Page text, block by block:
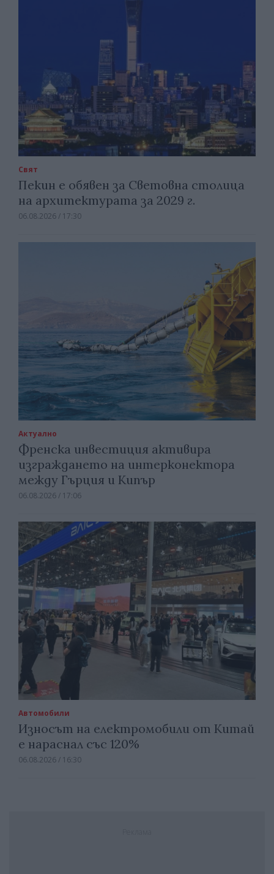
Свят
Пекин е обявен за Световна столица
на архитектурата за 2029 г.
06.08.2026 / 17:30
Актуално
Френска инвестиция активира
изграждането на интерконектора
между Гърция и Кипър
06.08.2026 / 17:06
Автомобили
Износът на електромобили от Китай
е нараснал със 120%
06.08.2026 / 16:30